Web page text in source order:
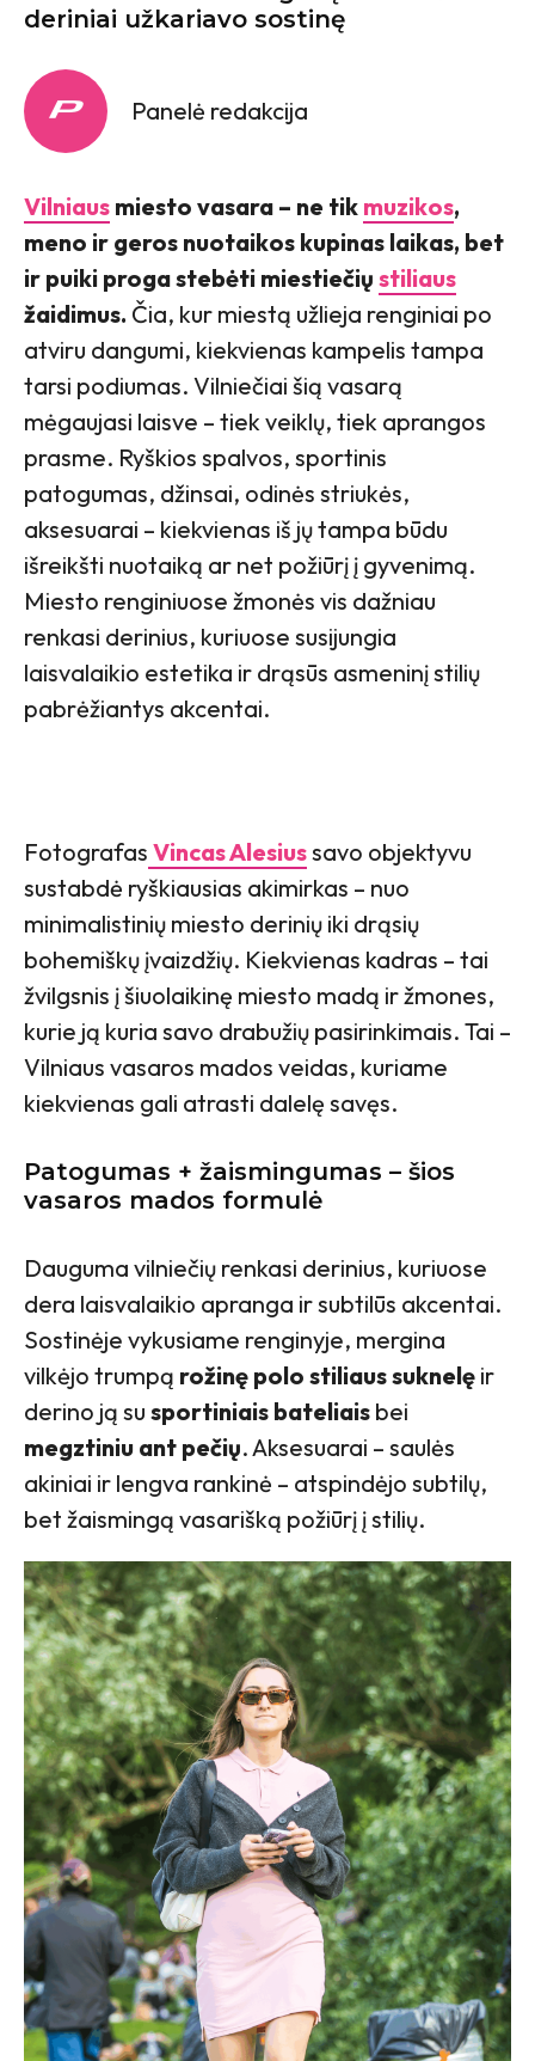
deriniai užkariavo sostinę
Panelė redakcija
Vilniaus miesto vasara – ne tik muzikos,
meno ir geros nuotaikos kupinas laikas, bet
ir puiki proga stebėti miestiečių stiliaus
žaidimus. Čia, kur miestą užlieja renginiai po
atviru dangumi, kiekvienas kampelis tampa
tarsi podiumas. Vilniečiai šią vasarą
mėgaujasi laisve – tiek veiklų, tiek aprangos
prasme. Ryškios spalvos, sportinis
patogumas, džinsai, odinės striukės,
aksesuarai – kiekvienas iš jų tampa būdu
išreikšti nuotaiką ar net požiūrį į gyvenimą.
Miesto renginiuose žmonės vis dažniau
renkasi derinius, kuriuose susijungia
laisvalaikio estetika ir drąsūs asmeninį stilių
pabrėžiantys akcentai.
Fotografas Vincas Alesiussavo objektyvu
sustabdė ryškiausias akimirkas – nuo
minimalistinių miesto derinių iki drąsių
bohemiškų įvaizdžių. Kiekvienas kadras – tai
žvilgsnis į šiuolaikinę miesto madą ir žmones,
kurie ją kuria savo drabužių pasirinkimais. Tai –
Vilniaus vasaros mados veidas, kuriame
kiekvienas gali atrasti dalelę savęs.
Patogumas + žaismingumas – šios
vasaros mados formulė
Dauguma vilniečių renkasi derinius, kuriuose
dera laisvalaikio apranga ir subtilūs akcentai.
Sostinėje vykusiame renginyje, mergina
vilkėjo trumpą rožinę polo stiliaus suknelę ir
derino ją su sportiniais bateliais bei
megztiniu ant pečių. Aksesuarai – saulės
akiniai ir lengva rankinė – atspindėjo subtilų,
bet žaismingą vasarišką požiūrį į stilių.